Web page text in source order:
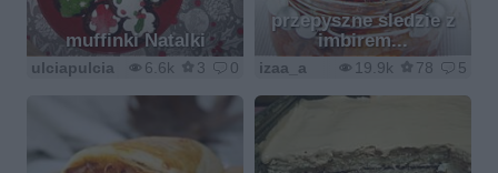
muffinki Natalki
6.6k 3 0
ulciapulcia
przepyszne sledzie z
imbirem...
19.9k 78 5
izaa_a